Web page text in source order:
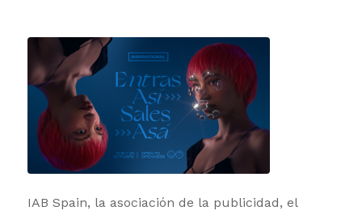
IAB Spain, la asociación de la publicidad, el